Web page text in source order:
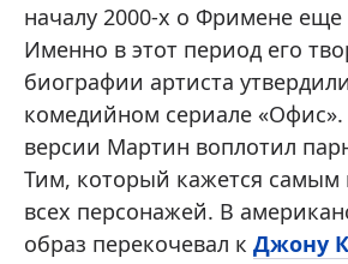
началу 2000-х о Фримене еще
Именно в этот период его
биографии артиста
комедийном сериале
версии Мартин воплотил
Тим, который кажется
всех персонажей. В
образ перекочевал к Джону